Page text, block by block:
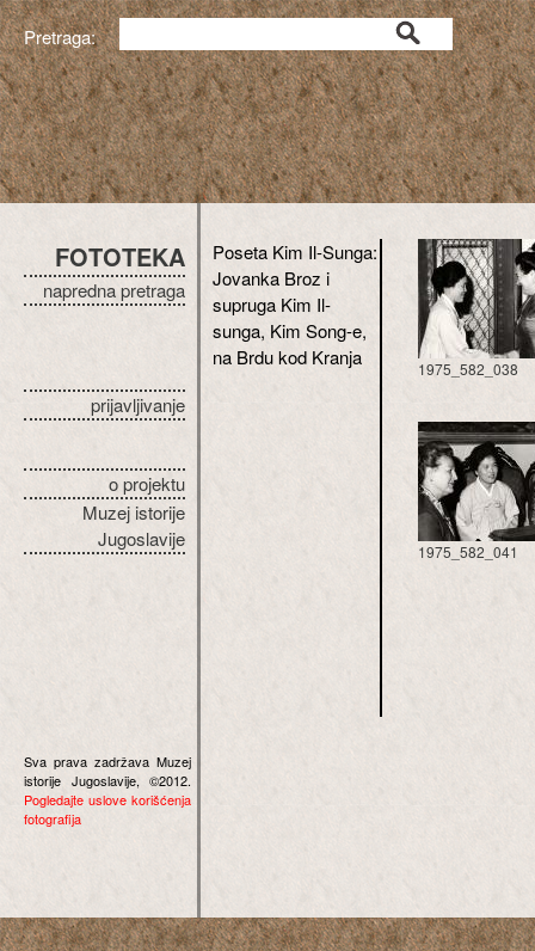
Pretraga:
FOTOTEKA
napredna pretraga
prijavljivanje
o projektu
Muzej istorije
Jugoslavije
Sva prava zadržava Muzej
istorije Jugoslavije, ©2012.
Pogledajte uslove korišćenja
fotografija
Poseta Kim Il-Sunga:
Jovanka Broz i
supruga Kim Il-
sunga, Kim Song-e,
na Brdu kod Kranja
1975_582_038
1975_582_041